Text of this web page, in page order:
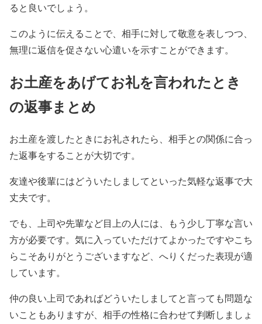
ると良いでしょう。
このように伝えることで、相手に対して敬意を表しつつ、
無理に返信を促さない心遣いを示すことができます。
お土産をあげてお礼を言われたとき
の返事まとめ
お土産を渡したときにお礼されたら、相手との関係に合っ
た返事をすることが大切です。
友達や後輩にはどういたしましてといった気軽な返事で大
丈夫です。
でも、上司や先輩など目上の人には、もう少し丁寧な言い
方が必要です。気に入っていただけてよかったですやこち
らこそありがとうございますなど、へりくだった表現が適
しています。
仲の良い上司であればどういたしましてと言っても問題な
いこともありますが、相手の性格に合わせて判断しましょ